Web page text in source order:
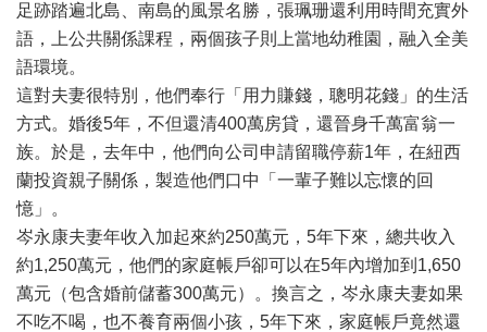
足跡踏遍北島、南島的風景名勝，張珮珊還利用時間充實外
語，上公共關係課程，兩個孩子則上當地幼稚園，融入全美
語環境。
這對夫妻很特別，他們奉行「用力賺錢，聰明花錢」的生活
方式。婚後5年，不但還清400萬房貸，還晉身千萬富翁一
族。於是，去年中，他們向公司申請留職停薪1年，在紐西
蘭投資親子關係，製造他們口中「一輩子難以忘懷的回
憶」。
岑永康夫妻年收入加起來約250萬元，5年下來，總共收入
約1,250萬元，他們的家庭帳戶卻可以在5年內增加到1,650
萬元（包含婚前儲蓄300萬元）。換言之，岑永康夫妻如果
不吃不喝，也不養育兩個小孩，5年下來，家庭帳戶竟然還